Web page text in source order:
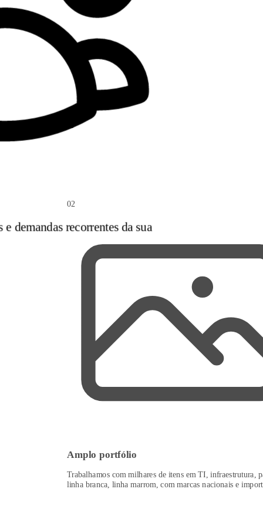
demandas recorrentes da sua
02
Amplo portfólio
Trabalhamos com milhares de itens em TI, infraestrutura,
linha branca, linha marrom, com marcas nacionais e